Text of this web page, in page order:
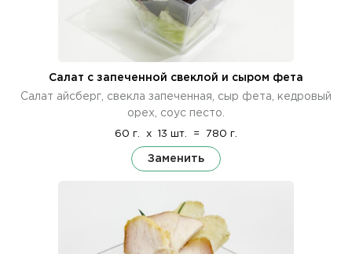
Салат с запеченной свеклой и сыром фета
Салат айсберг, свекла запеченная, сыр фета, кедровый
орех, соус песто.
60 г. x 13 шт. = 780 г.
Заменить